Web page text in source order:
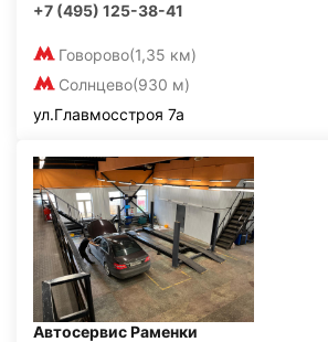
+7 (495) 125-38-41
Говорово(1,35 км)
Солнцево(930 м)
ул.Главмосстроя 7а
Автосервис Раменки